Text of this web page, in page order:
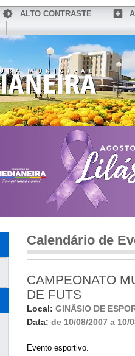
ALTO CONTRASTE
CONHEÇA MEDIANEIRA
Calendário de
CAMPEONATO
DE FUTS
Local: GINÃSIO DE
Data: de 10/08/2007 a 10/
Evento esportivo.